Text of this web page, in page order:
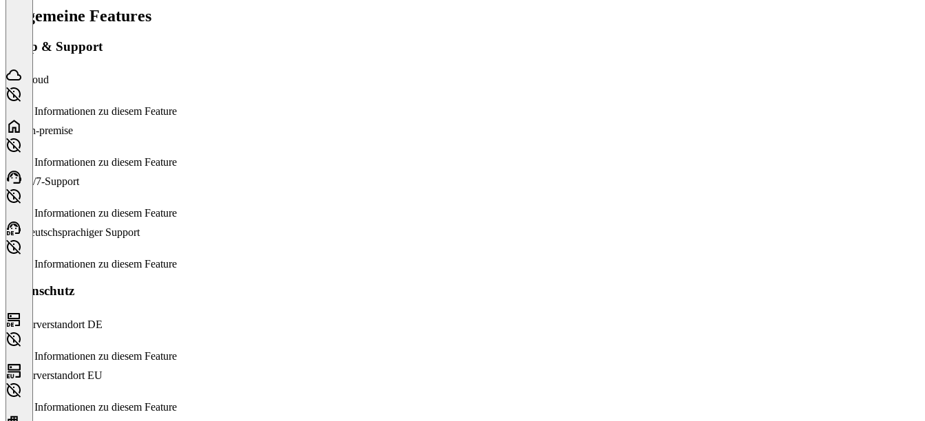
Allgemeine Features
Setup & Support
Cloud
Keine Informationen zu diesem Feature
On-premise
Keine Informationen zu diesem Feature
24/7-Support
Keine Informationen zu diesem Feature
Deutschsprachiger Support
Keine Informationen zu diesem Feature
Datenschutz
Serverstandort DE
Keine Informationen zu diesem Feature
Serverstandort EU
Keine Informationen zu diesem Feature